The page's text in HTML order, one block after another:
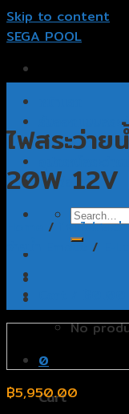
Skip to content
SEGA POOL
รับออกแบบสระว่
รับสร้างสระว่าย
ติดต่อเรา
No
0
Cart
ไฟสระว่า
20W 12V
/ โคมไฟสร
ว่ายน้ำ Emaux /
฿5,950.00